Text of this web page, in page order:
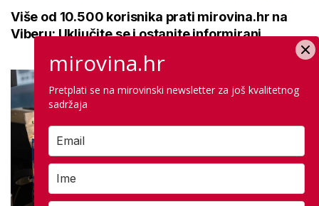
Više od 10.500 korisnika prati mirovina.hr na
Viberu: Uključite se i ostanite informirani
mirovina.hr
Pretplati se na mirovinski newsletter za još kvalitetnog
sadržaja